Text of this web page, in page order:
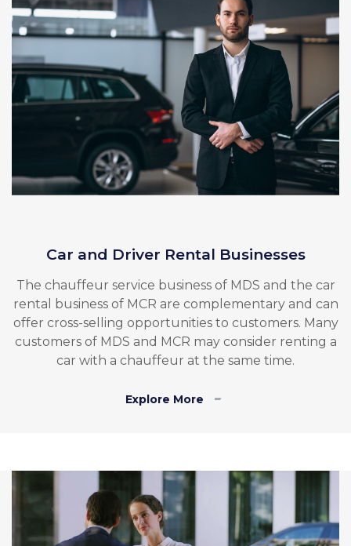
Car and Driver Rental Businesses
The chauffeur service business of MDS and the car
rental business of MCR are complementary and can
offer cross-selling opportunities to customers. Many
customers of MDS and MCR may consider renting a
car with a chauffeur at the same time.
Explore More